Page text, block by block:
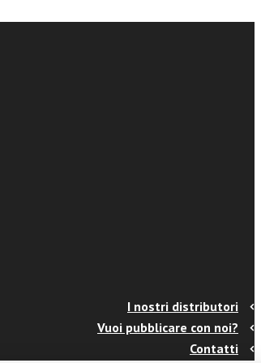
I nostri distributori
Vuoi pubblicare con noi?
Contatti